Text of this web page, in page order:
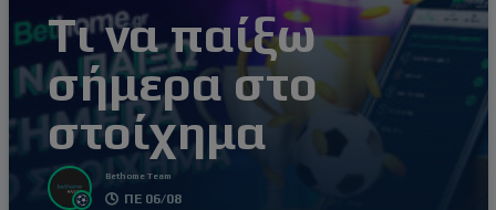
Tι να παίξω
σήμερα στο
στοίχημα
Bethome Team
ΠΕ 06/08